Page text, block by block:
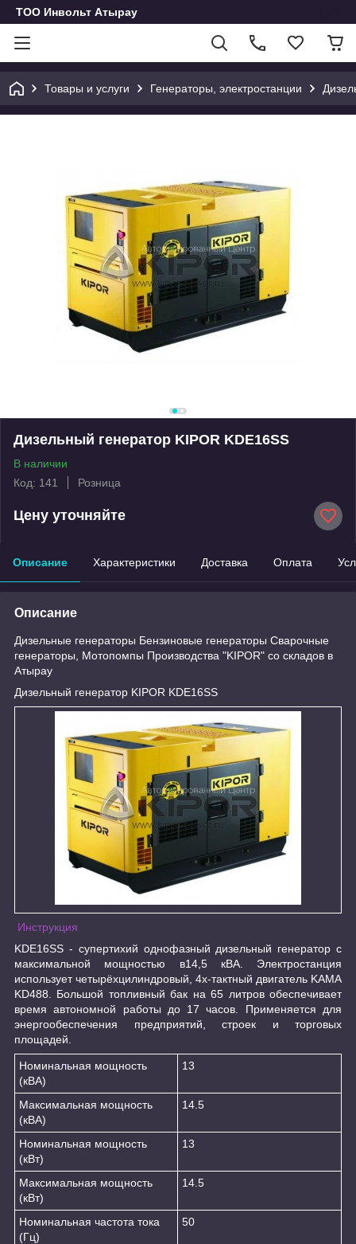
ТОО Инвольт Атырау
Товары и услуги Генераторы, электростанции
Дизельный генератор KIPOR KDE16SS
В наличии
Код: 141
Розница
Цену уточняйте
Описание Характеристики Доставка Оплата
Описание
Дизельные генераторы Бензиновые генераторы Сварочные
генераторы, Мотопомпы Производства "KIPOR" со складов в
Атырау
Дизельный генератор KIPOR KDE16SS
Инструкция
KDE16SS - супертихий однофазный дизельный генератор с
максимальной мощностью в14,5 кВА. Электростанция
использует четырёхцилиндровый, 4х-тактный двигатель KAMA
KD488. Большой топливный бак на 65 литров обеспечивает
время автономной работы до 17 часов. Применяется для
энергообеспечения предприятий, строек и торговых
площадей.
Номинальная мощность
(кВА)
13
Максимальная мощность
(кВА)
14.5
Номинальная мощность
(кВт)
13
Максимальная мощность
(кВт)
14.5
Номинальная частота тока
(Гц)
50